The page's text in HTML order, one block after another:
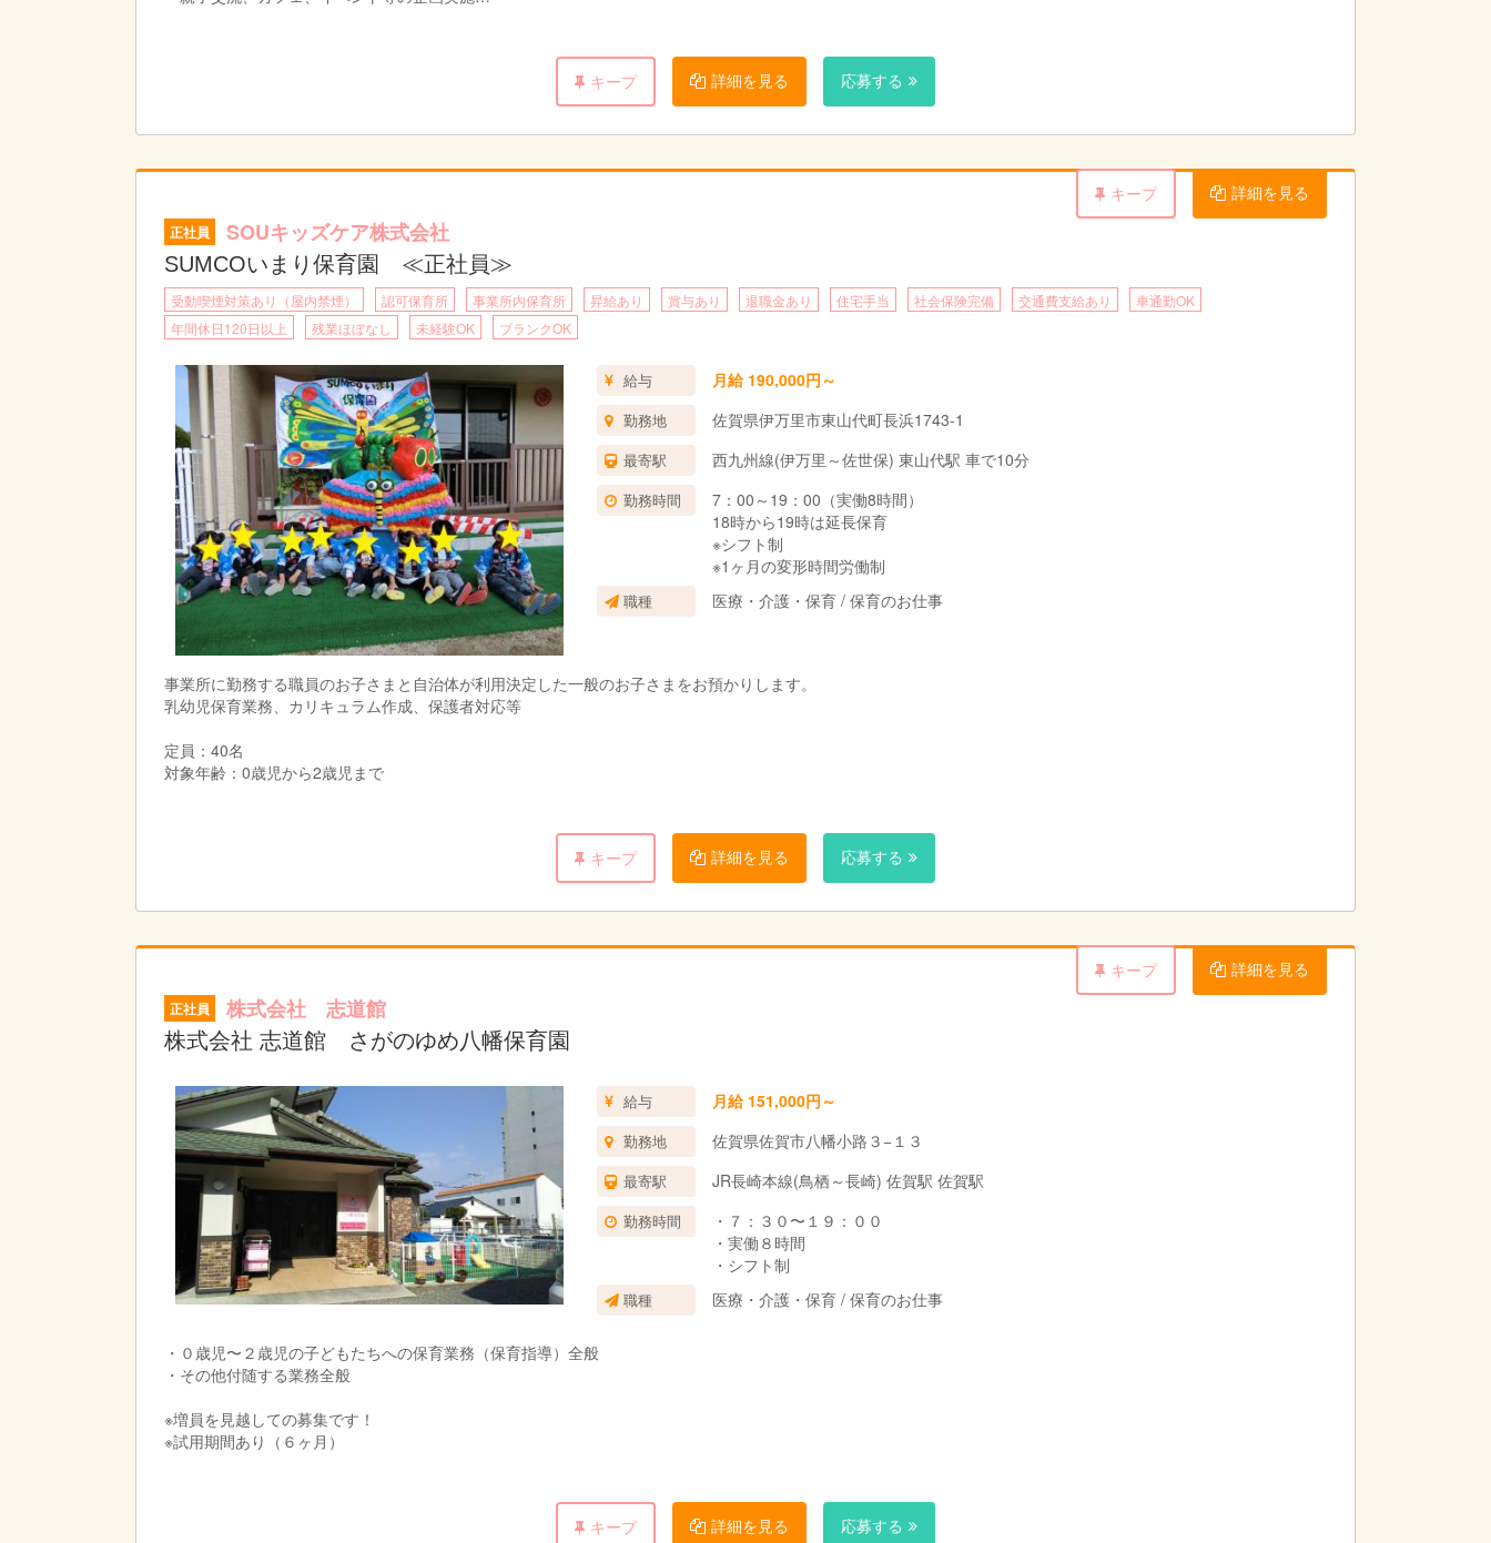
キープ
詳細を見る 応募する
キープ 詳細を見る
正社員 SOUキッズケア株式会社
SUMCOいまり保育園 ≪正社員≫
受動喫煙対策あり（屋内禁煙） 認可保育所 事業所内保育所 昇給あり 賞与あり 退職金あり 住宅手当 社会保険完備 交通費支給あり
車通勤OK
年間休日120日以上
残業ほぼなし 未経験OK ブランクOK
給与 月給 190,000円～
勤務地 佐賀県伊万里市東山代町長浜1743-1
最寄駅 西九州線(伊万里～佐世保) 東山代駅 車で10分
勤務時間
7：00～19：00（実働8時間）
18時から19時は延長保育
※シフト制
※1ヶ月の変形時間労働制
職種 医療・介護・保育 / 保育のお仕事
事業所に勤務する職員のお子さまと自治体が利用決定した一般のお子さまをお預かりします。
乳幼児保育業務、カリキュラム作成、保護者対応等
定員：40名
対象年齢：0歳児から2歳児まで
キープ 詳細を見る 応募する
キープ 詳細を見る
正社員 株式会社 志道館
株式会社 志道館 さがのゆめ八幡保育園
給与 月給 151,000円～
勤務地 佐賀県佐賀市八幡小路３−１３
最寄駅 JR長崎本線(鳥栖～長崎) 佐賀駅 佐賀駅
勤務時間
・７：３０〜１９：００
・実働８時間
・シフト制
職種 医療・介護・保育 / 保育のお仕事
・０歳児〜２歳児の子どもたちへの保育業務（保育指導）全般
・その他付随する業務全般
※増員を見越しての募集です！
※試用期間あり（６ヶ月）
キープ 詳細を見る 応募する